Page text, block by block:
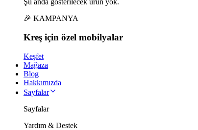
Şu anda gösterilecek ürün yok.
🎉 KAMPANYA
Kreş için özel mobilyalar
Keşfet
Mağaza
Blog
Hakkımızda
Sayfalar
Sayfalar
Yardım & Destek